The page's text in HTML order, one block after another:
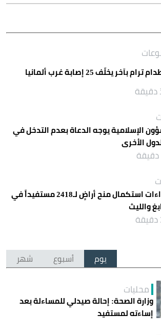
بآخر يخلّف 25 إصابة غرب ألمانيا
دقيقة
الإسلامية يوجه الدعاة بعدم التدخل في
الأخرى
بدء إجراءات استكمال منح أراضٍ لـ2418 مستفيداً في
والليث
يوم أسبوع شهر
محليات
وزارة الصحة: إحالة صيدلي للمساءلة بعد
إساءته لمستفيد